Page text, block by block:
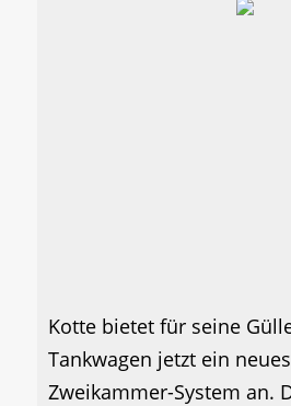
Kotte bietet für seine
Tankwagen jetzt ein neues
Zweikammer-System an.